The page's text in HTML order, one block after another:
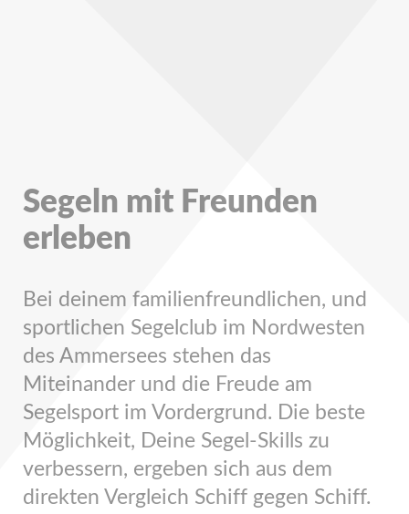
Segeln mit Freunden
erleben
Bei deinem familienfreundlichen, und
sportlichen Segelclub im Nordwesten
des Ammersees stehen das
Miteinander und die Freude am
Segelsport im Vordergrund. Die beste
Möglichkeit, Deine Segel-Skills zu
verbessern, ergeben sich aus dem
direkten Vergleich Schiff gegen Schiff.